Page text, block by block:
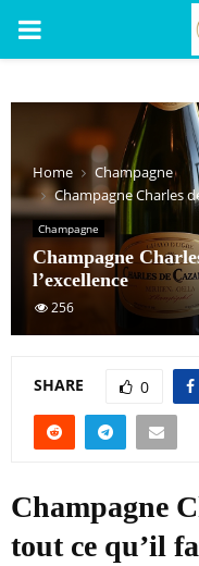
PRIMARY
Home
Champagne
Champagne Charles
Champagne
Champagne
l’excellence
256
SHARE 0
Champagne
tout ce qu’il